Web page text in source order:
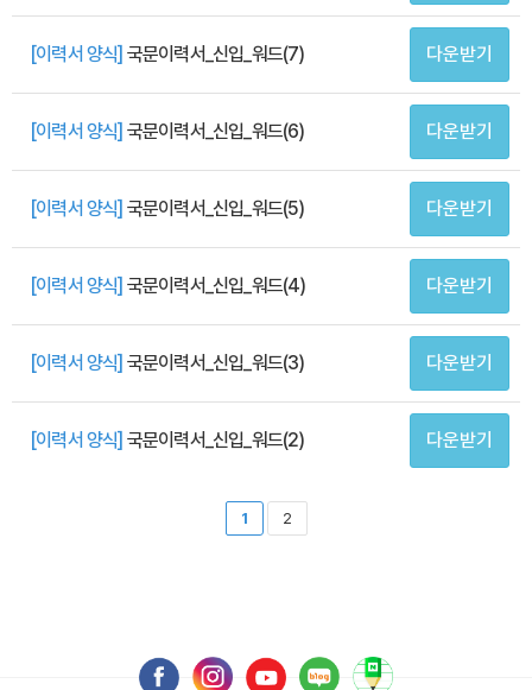
[이력서 양식] 국문이력서_신입_워드(7) 다운받기
[이력서 양식] 국문이력서_신입_워드(6) 다운받기
[이력서 양식] 국문이력서_신입_워드(5) 다운받기
[이력서 양식] 국문이력서_신입_워드(4) 다운받기
[이력서 양식] 국문이력서_신입_워드(3) 다운받기
[이력서 양식] 국문이력서_신입_워드(2) 다운받기
1 2